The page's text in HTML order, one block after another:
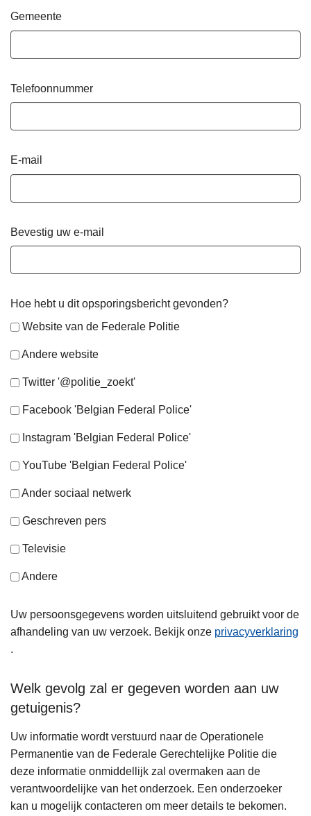
Gemeente
Telefoonnummer
E-mail
Bevestig uw e-mail
Hoe hebt u dit opsporingsbericht gevonden?
Website van de Federale Politie
Andere website
Twitter '@politie_zoekt'
Facebook 'Belgian Federal Police'
Instagram 'Belgian Federal Police'
YouTube 'Belgian Federal Police'
Ander sociaal netwerk
Geschreven pers
Televisie
Andere
Uw persoonsgegevens worden uitsluitend gebruikt voor de
afhandeling van uw verzoek. Bekijk onze privacyverklaring
.
Welk gevolg zal er gegeven worden aan uw
getuigenis?
Uw informatie wordt verstuurd naar de Operationele
Permanentie van de Federale Gerechtelijke Politie die
deze informatie onmiddellijk zal overmaken aan de
verantwoordelijke van het onderzoek. Een onderzoeker
kan u mogelijk contacteren om meer details te bekomen.